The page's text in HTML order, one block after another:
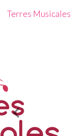
Terres Musicales